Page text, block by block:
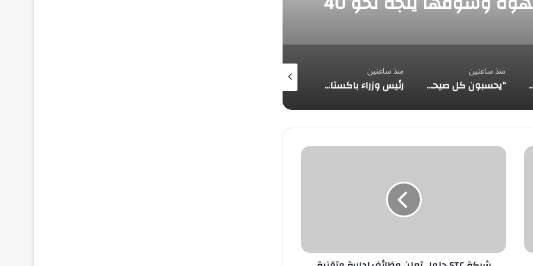
مليار ريال
والمشي وحده لا يحمي مفاصلك
منذ ساعتين
“يحسبون كل صيحة عليهم”.. تغريدة مسؤول إيراني عن اتفاق مكة تشعل ردودًا سعودية وتركية نارية
منذ ساعتين
رئيس وزراء باكستان: اتفاقية مكة للدفاع المشترك محطة مفصلية في مسار التعاون الإقليمي
منذ 3 ساعات
شركة
والنساء